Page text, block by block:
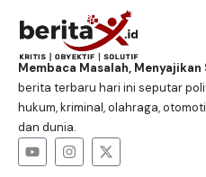
Membaca Masalah,
berita terbaru hari ini seputar
hukum, kriminal, olahraga,
dan dunia.